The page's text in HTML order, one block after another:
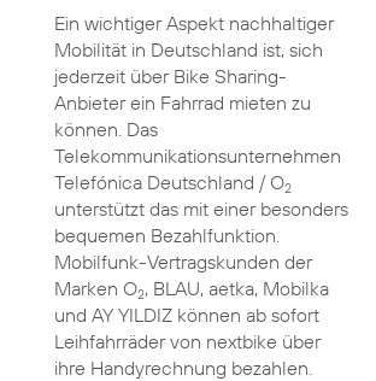
Ein wichtiger Aspekt nachhaltiger
Mobilität in Deutschland ist, sich
jederzeit über Bike Sharing-
Anbieter ein Fahrrad mieten zu
können. Das
Telekommunikationsunternehmen
Telefónica Deutschland / O2
unterstützt das mit einer besonders
bequemen Bezahlfunktion.
Mobilfunk-Vertragskunden der
Marken O2, BLAU, aetka, Mobilka
und AY YILDIZ können ab sofort
Leihfahrräder von nextbike über
ihre Handyrechnung bezahlen.